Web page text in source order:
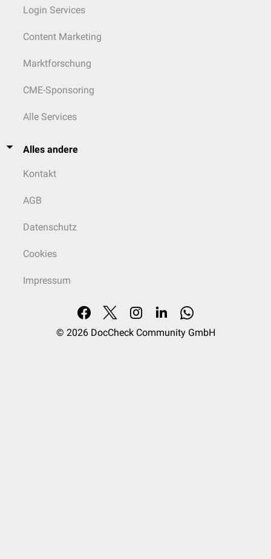
Login Services
Content Marketing
Marktforschung
CME-Sponsoring
Alle Services
Alles andere
Kontakt
AGB
Datenschutz
Cookies
Impressum
© 2026 DocCheck Community GmbH